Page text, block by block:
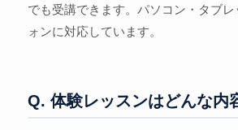
でも受講できます。パソコン・タブ
ォンに対応しています。
Q. 体験レッスンはどんな内